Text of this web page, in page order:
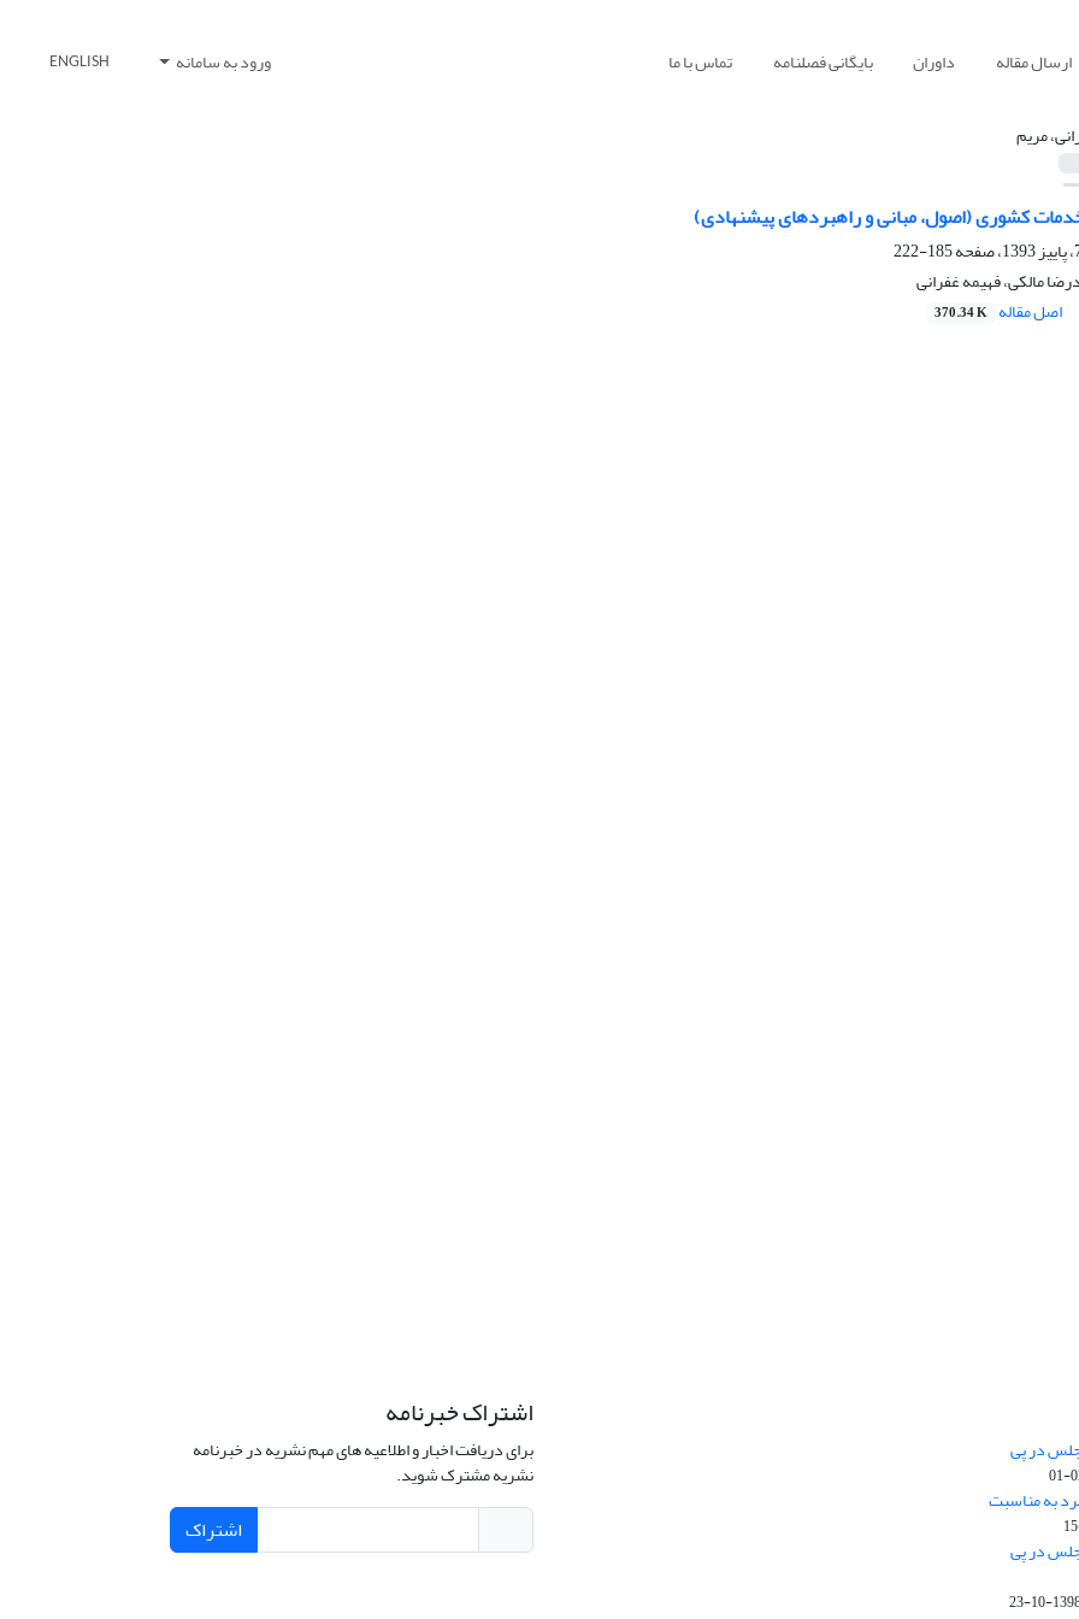
ارسال مقاله داوران بایگانی فصلنامه تماس با ما ورود به سامانه ENGLISH
مریم
کشوری (اصول، مبانی و راهبردهای پیشنهادی)
185-222
مالکی، فهیمه غفرانی
اصل مقاله 370.34 K
در پی
به مناسبت
در پی
1398-
اشتراک خبرنامه
برای دریافت اخبار و اطلاعیه های مهم نشریه در خبرنامه
نشریه مشترک شوید.
اشتراک